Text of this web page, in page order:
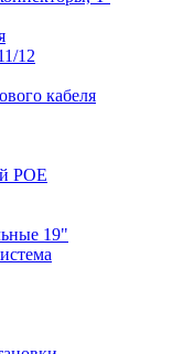
12
кабеля
POE
19"